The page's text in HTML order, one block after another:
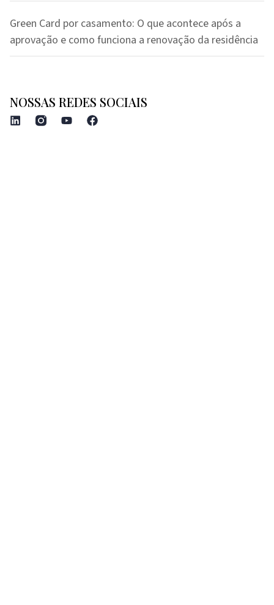
Green Card por casamento: O que acontece após a
aprovação e como funciona a renovação da residência
NOSSAS REDES SOCIAIS